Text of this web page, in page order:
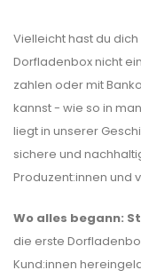
Vielleicht hast du
Dorfladenbox nicht
zahlen oder mit
kannst - wie so in
liegt in unserer
sichere und
Produzent:innen und
Wo alles begann:
die erste
Kund:innen